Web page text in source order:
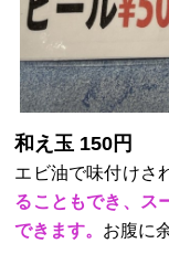
和え玉 150円
エビ油で味付けさ
ることもでき、ス
できます。 お腹に